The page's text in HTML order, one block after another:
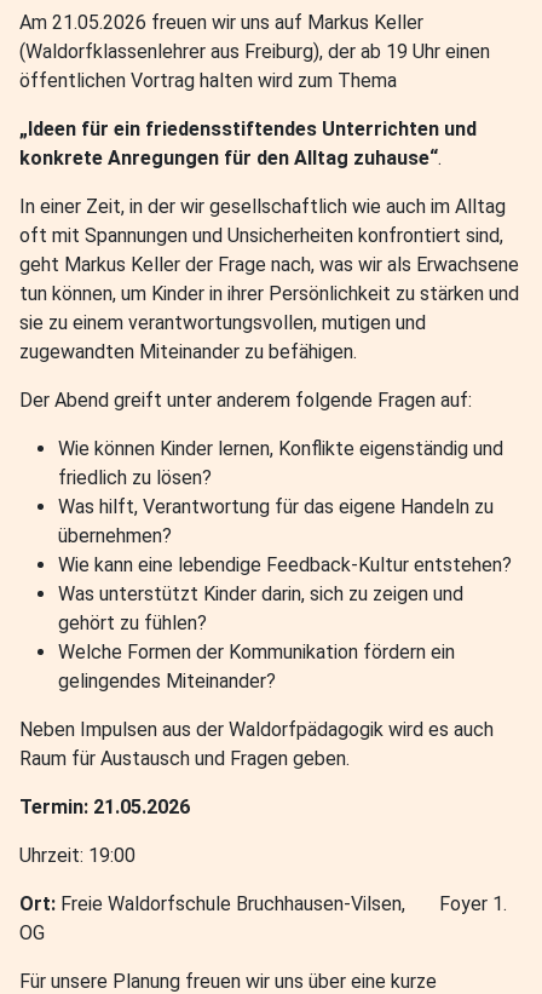
Am 21.05.2026 freuen wir uns auf Markus Keller
(Waldorfklassenlehrer aus Freiburg), der ab 19 Uhr einen
öffentlichen Vortrag halten wird zum Thema
„Ideen für ein friedensstiftendes Unterrichten und
konkrete Anregungen für den Alltag zuhause“.
In einer Zeit, in der wir gesellschaftlich wie auch im Alltag
oft mit Spannungen und Unsicherheiten konfrontiert sind,
geht Markus Keller der Frage nach, was wir als Erwachsene
tun können, um Kinder in ihrer Persönlichkeit zu stärken und
sie zu einem verantwortungsvollen, mutigen und
zugewandten Miteinander zu befähigen.
Der Abend greift unter anderem folgende Fragen auf:
Wie können Kinder lernen, Konflikte eigenständig und
friedlich zu lösen?
Was hilft, Verantwortung für das eigene Handeln zu
übernehmen?
Wie kann eine lebendige Feedback-Kultur entstehen?
Was unterstützt Kinder darin, sich zu zeigen und
gehört zu fühlen?
Welche Formen der Kommunikation fördern ein
gelingendes Miteinander?
Neben Impulsen aus der Waldorfpädagogik wird es auch
Raum für Austausch und Fragen geben.
Termin: 21.05.2026
Uhrzeit: 19:00
Ort: Freie Waldorfschule Bruchhausen-Vilsen, Foyer 1.
OG
Für unsere Planung freuen wir uns über eine kurze